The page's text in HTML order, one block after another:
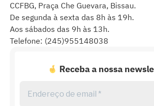
CCFBG, Praça Che Guevara, Bissau.
De segunda à sexta das 8h às 19h.
Aos sábados das 9h às 13h.
Telefone: (245)955148038
Receba a nossa
de